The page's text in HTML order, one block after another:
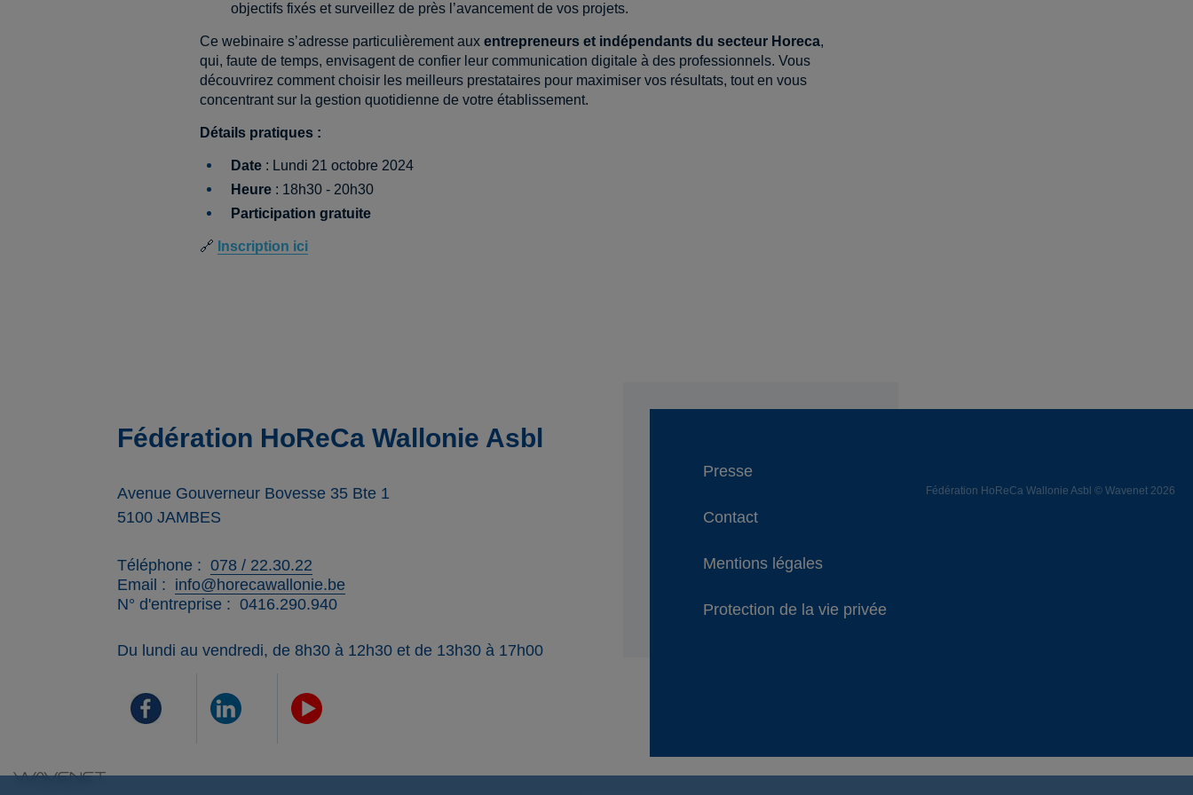
objectifs fixés et surveillez de près l’avancement de vos projets.
Ce webinaire s’adresse particulièrement aux entrepreneurs et indépendants du secteur Horeca,
qui, faute de temps, envisagent de confier leur communication digitale à des professionnels. Vous
découvrirez comment choisir les meilleurs prestataires pour maximiser vos résultats, tout en vous
concentrant sur la gestion quotidienne de votre établissement.
Détails pratiques :
Date: Lundi 21 octobre 2024
Heure: 18h30 - 20h30
Participation gratuite
🔗 Inscription ici
Fédération HoReCa Wallonie Asbl
Avenue Gouverneur Bovesse 35 Bte 1
5100 JAMBES
Téléphone
078 / 22.30.22
Email
info@horecawallonie.be
N° d'entreprise
0416.290.940
Du lundi au vendredi, de 8h30 à 12h30 et de 13h30 à 17h00
Presse
Contact
Mentions légales
Protection de la vie privée
Fédération HoReCa Wallonie Asbl © Wavenet 2026